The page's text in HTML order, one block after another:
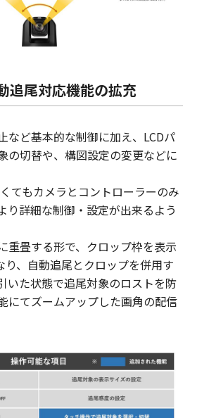
追尾対応機能の拡充
など基本的な制御に加え、LCDパ
の切替や、構図設定の変更などに
てもカメラとコントローラーのみ
り詳細な制御・設定が出来るよう
重畳する形で、クロップ枠を表示
り、自動追尾とクロップを併用す
いた状態で追尾対象のロストを防
にてズームアップした画角の配信